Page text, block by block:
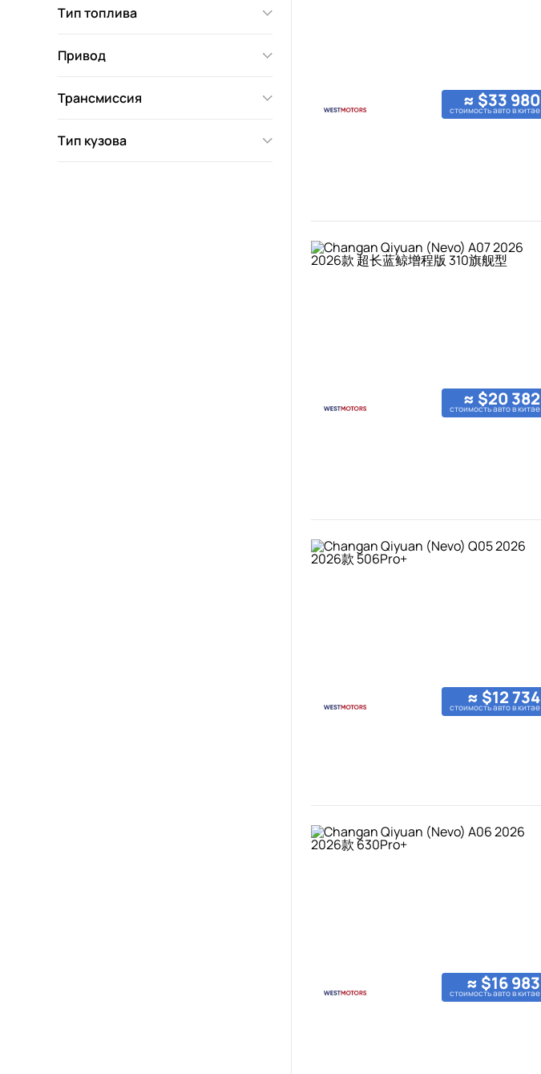
Тип топлива
Привод
Трансмиссия
Тип кузова
≈ $33 980
стоимость авто в китае
≈ $20 382
стоимость авто в китае
≈ $12 734
стоимость авто в китае
≈ $16 983
стоимость авто в китае